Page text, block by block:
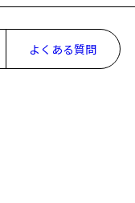
よくある質問